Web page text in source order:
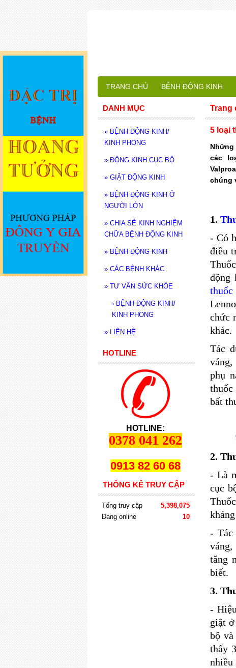
5 loại
các
chúng
1.
- Có
điều
động
chức
khác.
Tác
phụ
thuốc
bất
2.
- Là
cục
- Tác
tăng
biết.
3.
-
giật
bộ
thấy
Trang
DANH MỤC
» BỆNH ĐỘNG KINH/
KINH PHONG
» ĐỘNG KINH CỤC BỘ
» GIẬT ĐỘNG KINH
» BỆNH ĐỘNG KINH Ở
NGƯỜI LỚN
» CHIA SẺ KINH NGHIỆM
CHỮA BỆNH ĐỘNG KINH
» BỆNH ĐỘNG KINH
» CÁC BỆNH KHÁC
» TƯ VẤN SỨC KHỎE
› BỆNH ĐỘNG KINH/
KINH PHONG
» LIÊN HỆ
HOTLINE
HOTLINE:
0378 041 262
0913 82 60 68
THỐNG KÊ TRUY CẬP
Tổng truy cập
5,398,075
Đang online
10
TRANG CHỦ BỆNH ĐỘNG KINH